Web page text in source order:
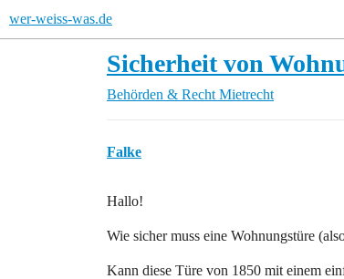
wer-weiss-was.de
Sicherheit von
Behörden & Recht Mietrecht
Falke
Hallo!
Wie sicher muss eine Wohnungstüre
Kann diese Türe von 1850 mit einem